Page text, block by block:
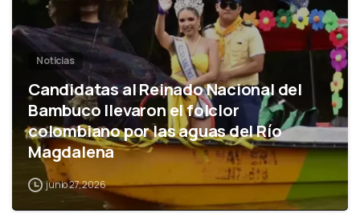
Noticias
Candidatas al Reinado Nacional del
Bambuco llevaron el folclor
colombiano por las aguas del Río
Magdalena
junio 27, 2026